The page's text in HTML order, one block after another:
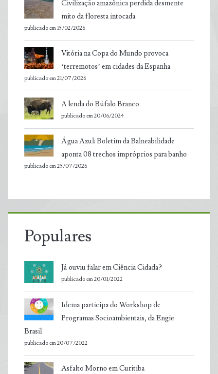
Civilização amazônica perdida desmente
mito da floresta intocada
publicado em 15/02/2026
Vitória na Copa do Mundo provoca
‘terremotos’ em cidades da Espanha
publicado em 21/07/2026
A lenda do Búfalo Branco
publicado em 20/06/2024
Água Azul: Boletim da Balneabilidade
aponta 08 trechos impróprios para banho
publicado em 25/07/2026
Populares
Já ouviu falar em Ciência Cidadã?
publicado em 20/01/2022
Idema participa do Workshop de
Programas Socioambientais, da Engie
Brasil
publicado em 20/07/2022
Asfalto Morno em Curitiba